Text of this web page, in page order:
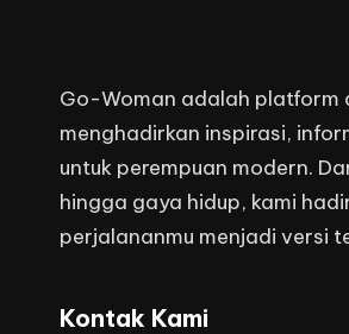
Go-Woman adalah platform
menghadirkan inspirasi,
untuk perempuan modern.
hingga gaya hidup, kami
perjalananmu menjadi versi
Kontak Kami